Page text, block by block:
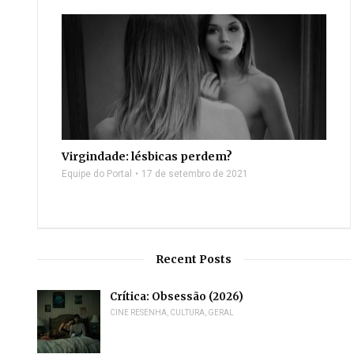
Virgindade: lésbicas perdem?
Equipe do Portal 17 de setembro de 2021
Recent Posts
Crítica: Obsessão (2026)
CINE RESENHA, CULTURA, GERAL